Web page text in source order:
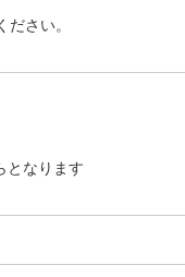
さい。
となります